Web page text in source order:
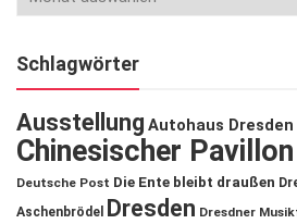
Schlagwörter
Ausstellung Autohaus Dresden
Chinesischer
Deutsche Post Die Ente bleibt draußen
Aschenbrödel
Dresden Dresdner